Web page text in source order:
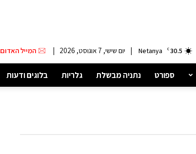
30.5
C
Netanya
| יום שישי, 7 אוגוסט, 2026 | המייל האדום
ספורט נתניה מבשלת גלריות בלוגים ודעות